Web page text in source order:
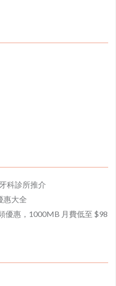
科診所推介
惠大全
優惠，1000MB 月費低至 $98